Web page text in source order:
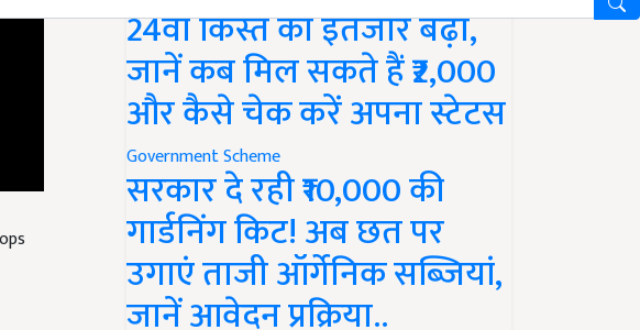
24वीं किस्त का इंतजार बढ़ा,
जानें कब मिल सकते हैं ₹2,000
और कैसे चेक करें अपना स्टेटस
Government Scheme
सरकार दे रही ₹10,000 की
गार्डनिंग किट! अब छत पर
उगाएं ताजी ऑर्गेनिक सब्जियां,
जानें आवेदन प्रक्रिया..